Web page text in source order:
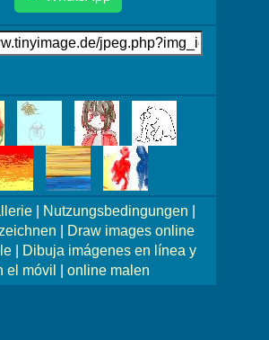
| Nutzungsbedingungen
Draw images online
|
Dibuja imágenes en línea y
el móvil
online malen